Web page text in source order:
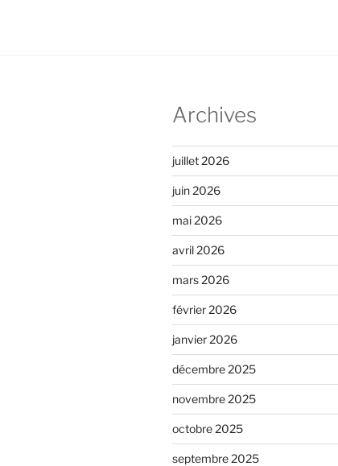
Archives
juillet 2026
juin 2026
mai 2026
avril 2026
mars 2026
février 2026
janvier 2026
décembre 2025
novembre 2025
octobre 2025
septembre 2025